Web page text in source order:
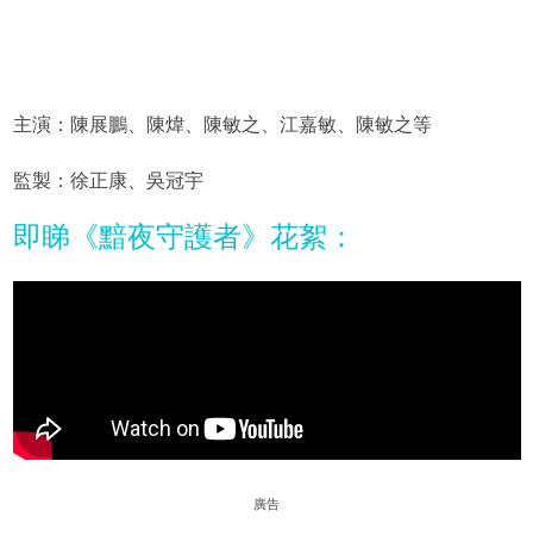
主演：陳展鵬、陳煒、陳敏之、江嘉敏、陳敏之等
監製：徐正康、吳冠宇
即睇《黯夜守護者》花絮：
廣告